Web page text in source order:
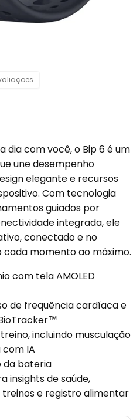
dia com você, o Bip 6 é um
une desempenho
elegante e recursos
Com tecnologia
guiados por
integrada, ele
conectado e no
momento ao máximo.
com tela AMOLED
de frequência cardíaca e
incluindo musculação
IA
da bateria
insights de saúde,
e registro alimentar